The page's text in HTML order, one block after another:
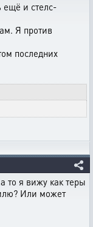
ещё и стелс-
Я против
последних
то я вижу как теры
Или может